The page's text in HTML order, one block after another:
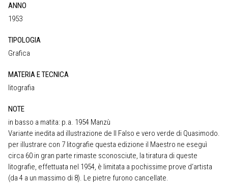
ANNO
1953
TIPOLOGIA
Grafica
MATERIA E TECNICA
litografia
NOTE
in basso a matita: p.a. 1954 Manzù
Variante inedita ad illustrazione de Il Falso e vero verde di Quasimodo.
per illustrare con 7 litografie questa edizione il Maestro ne eseguì
circa 60 in gran parte rimaste sconosciute, la tiratura di queste
litografie, effettuata nel 1954, è limitata a pochissime prove d‘artista
(da 4 a un massimo di 8). Le pietre furono cancellate.